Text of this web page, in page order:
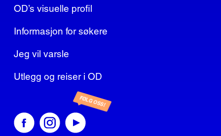
OD’s visuelle profil
Informasjon for søkere
Jeg vil varsle
Utlegg og reiser i OD
FØLG OSS!